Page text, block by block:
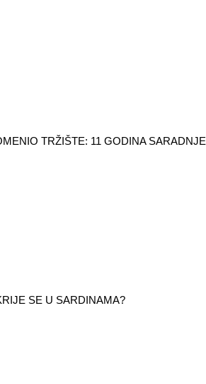
TRŽIŠTE: 11 GODINA SARADNJE
SE U SARDINAMA?